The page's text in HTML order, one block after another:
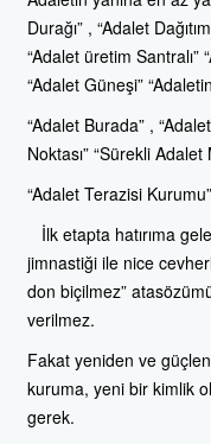
Durağı” , “Adalet
“Adalet üretim Santralı”
“Adalet Güneşi”
“Adalet Burada” ,
Noktası” “Sürekli Adalet
“Adalet Terazisi
İlk etapta hatırıma
jimnastiği ile nice
don biçilmez”
verilmez.
Fakat yeniden ve
kuruma, yeni bir kimlik
gerek.